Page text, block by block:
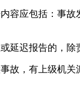
应包括：事
迟报告的，除
，有上级机